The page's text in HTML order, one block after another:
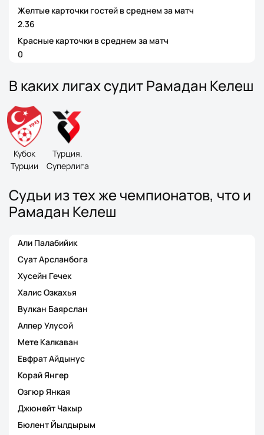
Желтые карточки гостей в среднем за матч
2.36
Красные карточки в среднем за матч
0
В каких лигах судит Рамадан Келеш
Кубок
Турции
Турция.
Cуперлига
Судьи из тех же чемпионатов, что и
Рамадан Келеш
Али Палабийик
Суат Арсланбога
Хусейн Гечек
Халис Озкахья
Вулкан Баярслан
Алпер Улусой
Мете Калкаван
Евфрат Айдынус
Корай Янгер
Озгюр Янкая
Джюнейт Чакыр
Бюлент Йылдырым